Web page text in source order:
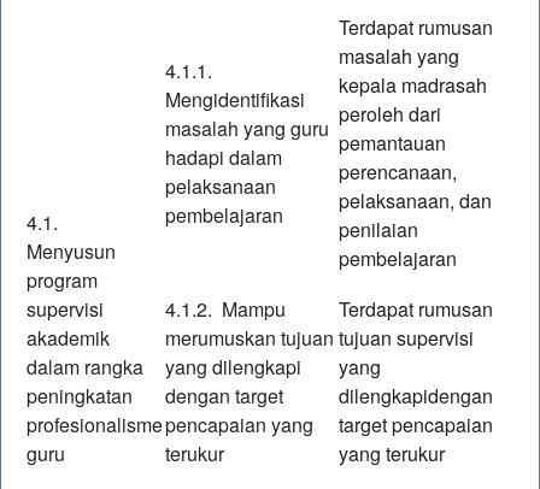
4.1.
Menyusun
program
supervisi
akademik
dalam rangka
peningkatan
profesionalisme
guru
4.1.1.
Mengidentifikasi
masalah yang guru
hadapi dalam
pelaksanaan
pembelajaran
Terdapat rumusan
masalah yang
kepala madrasah
peroleh dari
pemantauan
perencanaan,
pelaksanaan, dan
penilaian
pembelajaran
4.1.2. Mampu
merumuskan tujuan
yang dilengkapi
dengan target
pencapaian yang
terukur
Terdapat rumusan
tujuan supervisi
yang
dilengkapidengan
target pencapaian
yang terukur